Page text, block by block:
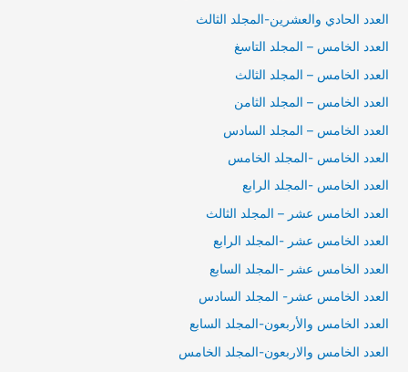
العدد الحادي والعشرين-المجلد الثالث
العدد الخامس – المجلد التاسغ
العدد الخامس – المجلد الثالث
العدد الخامس – المجلد الثامن
العدد الخامس – المجلد السادس
العدد الخامس -المجلد الخامس
العدد الخامس -المجلد الرابع
العدد الخامس عشر – المجلد الثالث
العدد الخامس عشر -المجلد الرابع
العدد الخامس عشر -المجلد السابع
العدد الخامس عشر- المجلد السادس
العدد الخامس والأربعون-المجلد السابع
العدد الخامس والاربعون-المجلد الخامس